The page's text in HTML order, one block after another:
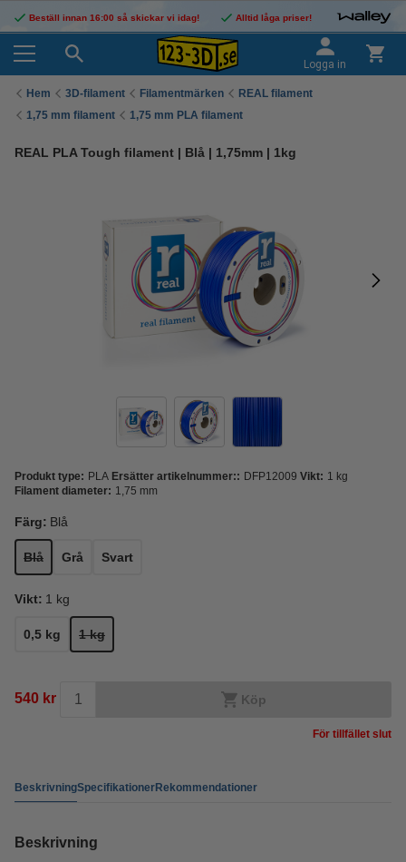
Beställ innan 16:00 så skickar vi idag! Alltid låga priser!
Logga in
Hem 3D-filament Filamentmärken
REAL filament
1,75 mm filament
1,75 mm PLA filament
REAL PLA Tough filament | Blå | 1,75mm | 1kg
Produkt type: PLA Ersätter artikelnummer:: DFP12009 Vikt: 1 kg
Filament diameter: 1,75 mm
Färg: Blå
Blå Grå Svart
Vikt: 1 kg
0,5 kg 1 kg
540 kr Köp
För tillfället slut
BeskrivningSpecifikationerRekommendationer
Beskrivning